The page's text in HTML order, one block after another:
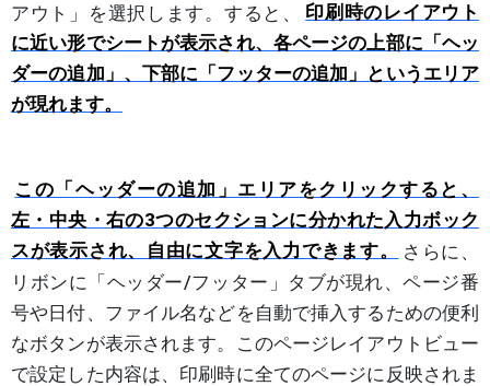
アウト」を選択します。すると、
印刷時のレイアウト
に近い形でシートが表示され、各ページの上部に「ヘッ
ダーの追加」、下部に「フッターの追加」というエリア
が現れます。
この「ヘッダーの追加」エリアをクリックすると、
左・中央・右の3つのセクションに分かれた入力ボック
スが表示され、自由に文字を入力できます。
さらに、
リボンに「ヘッダー/フッター」タブが現れ、ページ番
号や日付、ファイル名などを自動で挿入するための便利
なボタンが表示されます。このページレイアウトビュー
で設定した内容は、印刷時に全てのページに反映されま